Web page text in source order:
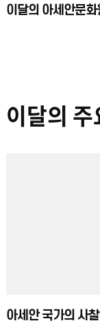
이달의 아세안문화
이달의
아세안 국가의 사